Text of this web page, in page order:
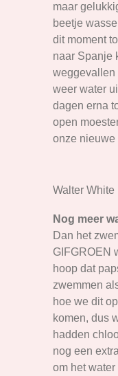
maar
beetje
dit moment
naar Spanje
weggevallen
weer water
dagen erna
open
onze
Walter White
Nog meer
Dan het
GIFGROEN
hoop dat
zwemmen
hoe we dit
komen, dus
hadden
nog een
om het